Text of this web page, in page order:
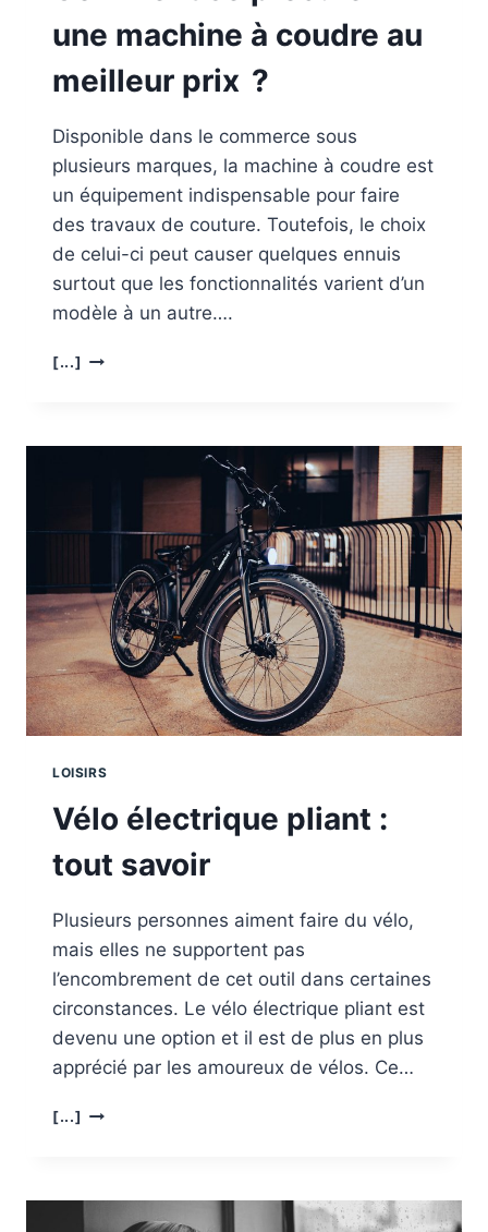
une machine à coudre au
meilleur prix ?
Disponible dans le commerce sous
plusieurs marques, la machine à coudre est
un équipement indispensable pour faire
des travaux de couture. Toutefois, le choix
de celui-ci peut causer quelques ennuis
surtout que les fonctionnalités varient d’un
modèle à un autre….
[...] COMMENT
MACHINE
MEILLEUR
LOISIRS
Vélo électrique pliant :
tout savoir
Plusieurs personnes aiment faire du vélo,
mais elles ne supportent pas
l’encombrement de cet outil dans certaines
circonstances. Le vélo électrique pliant est
devenu une option et il est de plus en plus
apprécié par les amoureux de vélos. Ce…
[...] VÉLO
SAVOIR